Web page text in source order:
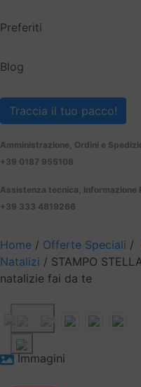
Preferiti
Blog
Traccia il tuo pacco!
Amministrazione, Ordini e
+39 0187 955108
Assistenza tecnica, Informazione
+39 333 4819266
Home / Offerte Speciali /
Natalizi / STAMPO
natalizie fai da te
Previous
Immagini